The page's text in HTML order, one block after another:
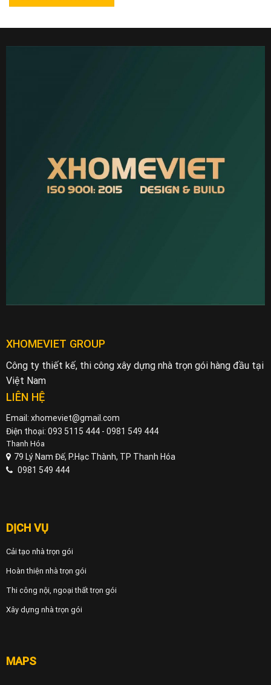
XHOMEVIET GROUP
Công ty thiết kế, thi công xây dựng nhà trọn gói hàng đầu tại
Việt Nam
LIÊN HỆ
Email: xhomeviet@gmail.com
Điện thoại: 093 5115 444 - 0981 549 444
Thanh Hóa
79 Lý Nam Đế, P.Hạc Thành, TP Thanh Hóa
0981 549 444
DỊCH VỤ
Cải tạo nhà trọn gói
Hoàn thiện nhà trọn gói
Thi công nội, ngoại thất trọn gói
Xây dựng nhà trọn gói
MAPS